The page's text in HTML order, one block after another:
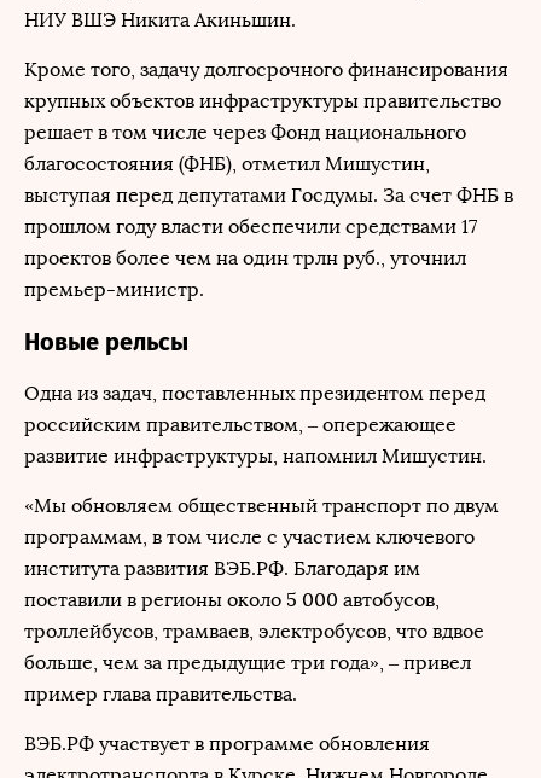
НИУ ВШЭ Никита Акиньшин.
Кроме того, задачу долгосрочного финансирования
крупных объектов инфраструктуры правительство
решает в том числе через Фонд национального
благосостояния (ФНБ), отметил Мишустин,
выступая перед депутатами Госдумы. За счет ФНБ в
прошлом году власти обеспечили средствами 17
проектов более чем на один трлн руб., уточнил
премьер-министр.
Новые рельсы
Одна из задач, поставленных президентом перед
российским правительством, ‒ опережающее
развитие инфраструктуры, напомнил Мишустин.
«Мы обновляем общественный транспорт по двум
программам, в том числе с участием ключевого
института развития ВЭБ.РФ. Благодаря им
поставили в регионы около 5 000 автобусов,
троллейбусов, трамваев, электробусов, что вдвое
больше, чем за предыдущие три года», ‒ привел
пример глава правительства.
ВЭБ.РФ участвует в программе обновления